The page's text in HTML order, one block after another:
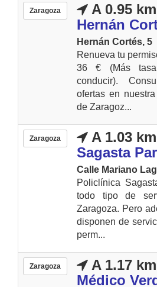
Zaragoza A 0.95
Hernán
Hernán Cortés, 5
Renueva tu
36 € (Más
conducir).
ofertas en
de Zaragoz...
Zaragoza A 1.03
Sagasta
Calle Mariano
Policlínica
todo tipo de
Zaragoza. Pero
disponen de
perm...
Zaragoza A 1.17
Médico